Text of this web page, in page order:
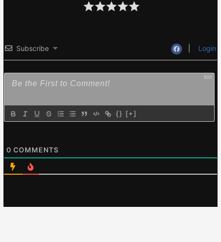
Subscribe Login
500
{} [+]
0 COMMENTS